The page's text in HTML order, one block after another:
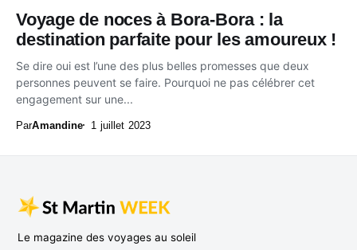
Voyage de noces à Bora-Bora : la
destination parfaite pour les amoureux !
Se dire oui est l’une des plus belles promesses que deux
personnes peuvent se faire. Pourquoi ne pas célébrer cet
engagement sur une...
ParAmandine 1 juillet 2023
Le magazine des voyages au soleil